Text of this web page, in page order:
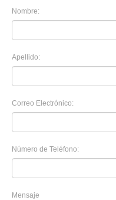
Nombre:
Apellido:
Correo Electrónico:
Número de Teléfono:
Mensaje